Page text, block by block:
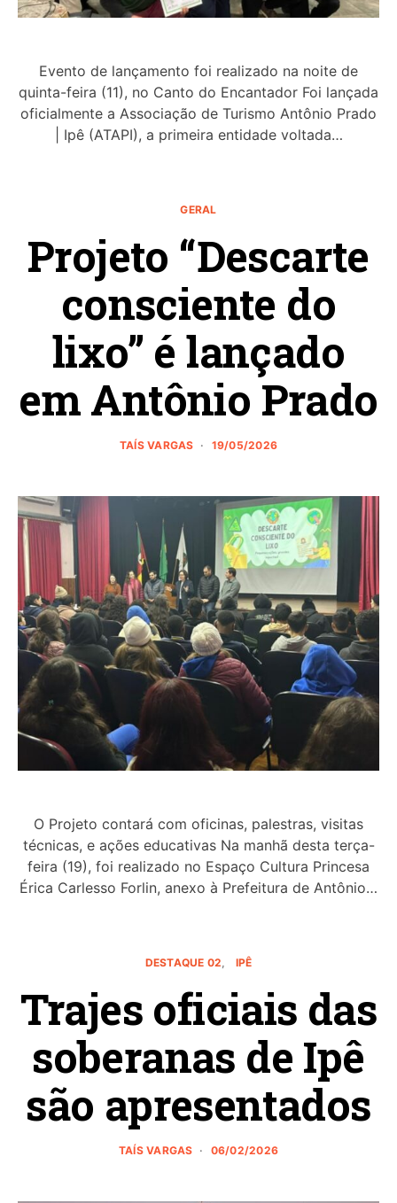
Evento de lançamento foi realizado na noite de
quinta-feira (11), no Canto do Encantador Foi lançada
oficialmente a Associação de Turismo Antônio Prado
| Ipê (ATAPI), a primeira entidade voltada…
GERAL
Projeto “Descarte
consciente do
lixo” é lançado
em Antônio Prado
TAÍS VARGAS 19/05/2026
O Projeto contará com oficinas, palestras, visitas
técnicas, e ações educativas Na manhã desta terça-
feira (19), foi realizado no Espaço Cultura Princesa
Érica Carlesso Forlin, anexo à Prefeitura de Antônio…
DESTAQUE 02 IPÊ
Trajes oficiais das
soberanas de Ipê
são apresentados
TAÍS VARGAS 06/02/2026